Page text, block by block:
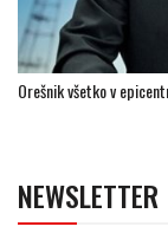
Orešnik všetko v
NEWSLETTER